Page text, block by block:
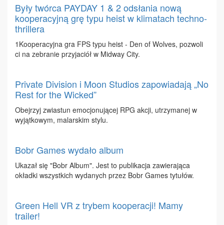
Były twórca PAYDAY 1 & 2 odsłania nową
kooperacyjną grę typu heist w klimatach techno-
thrillera
1Ko­ope­ra­cyj­na gra FPS ty­pu he­ist - Den of Wo­lves, po­zwo­li
ci na ze­bra­nie przy­ja­ciół w Mi­dway Ci­ty.
Private Division i Moon Studios zapowiadają „No
Rest for the Wicked”
Obej­rzyj zwia­stun emo­cjo­nu­ją­cej RPG ak­cji, utrzy­ma­nej w
wy­jąt­ko­wym, ma­lar­skim sty­lu.
Bobr Games wydało album
Uka­zał się "Bobr Al­bum". Jest to pu­bli­ka­cja za­wie­ra­ją­ca
okład­ki wszyst­kich wy­da­nych przez Bobr Ga­mes ty­tu­łów.
Green Hell VR z trybem kooperacji! Mamy
trailer!